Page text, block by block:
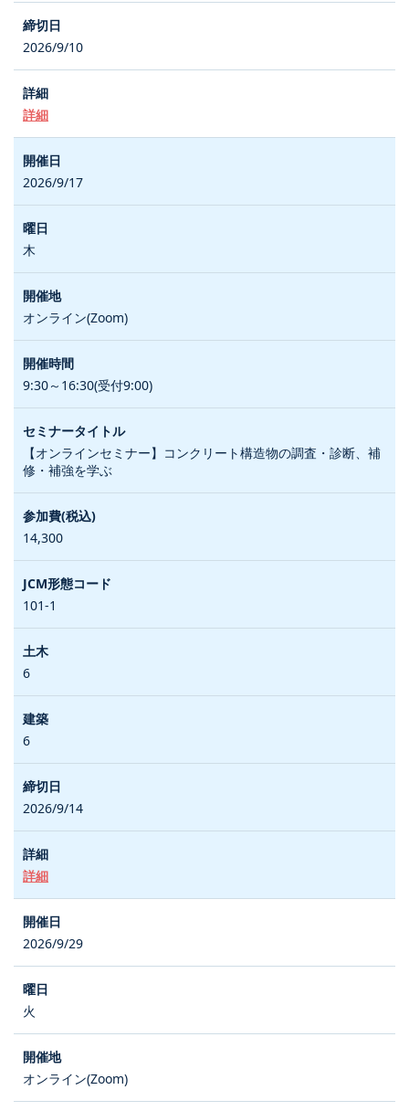
2026/9/10
詳細
2026/9/17
木
オンライン(Zoom)
9:30～16:30(受付9:00)
【オンラインセミナー】コンクリート構造物の調査・診断、補
修・補強を学ぶ
14,300
101-1
6
6
2026/9/14
詳細
2026/9/29
火
オンライン(Zoom)